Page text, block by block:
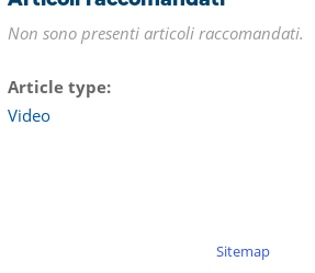
Non sono presenti articoli raccomandati.
Article type
Video
Sitemap